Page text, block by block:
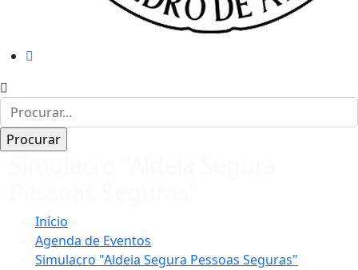
Início
Agenda de Eventos
Simulacro "Aldeia Segura Pessoas Seguras"